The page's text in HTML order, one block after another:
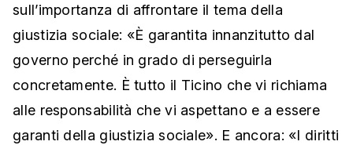
sull’importanza di affrontare il tema della
giustizia sociale: «È garantita innanzitutto dal
governo perché in grado di perseguirla
concretamente. È tutto il Ticino che vi richiama
alle responsabilità che vi aspettano e a essere
garanti della giustizia sociale». E ancora: «I diritti